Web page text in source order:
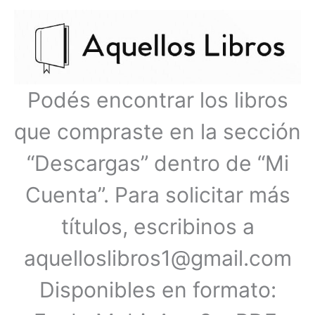
Podés encontrar los libros
que compraste en la sección
“Descargas” dentro de “Mi
Cuenta”. Para solicitar más
títulos, escribinos a
aquelloslibros1@gmail.com
Disponibles en formato:
principal